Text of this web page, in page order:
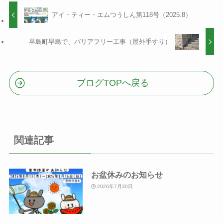
アイ・ティー・エムつうしん第118号（2025.8）
早島町早島で、バリアフリー工事（屋外手すり）
ブログTOPへ戻る
関連記事
お盆休みのお知らせ
2026年7月30日